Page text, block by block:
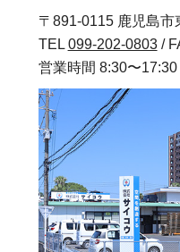
〒891-0115 鹿児島市
TEL 099-202-0803/
営業時間 8:30〜